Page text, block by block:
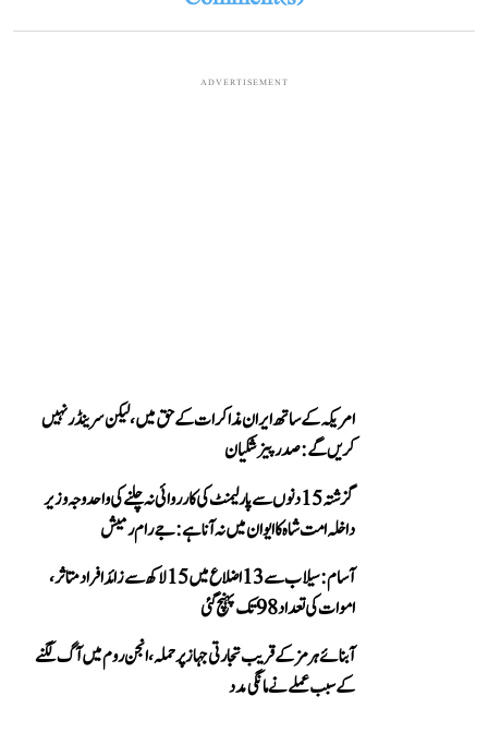
ADVERTISEMENT
امریکہ کے ساتھ ایران مذاکرات کے حق میں، لیکن سرینڈر نہیں
کریں گے: صدر پیزشکیان
گزشتہ 15 دنوں سے پارلیمنٹ کی کارروائی نہ چلنے کی واحد وجہ وزیر
داخلہ امت شاہ کا ایوان میں نہ آنا ہے: جے رام رمیش
آسام: سیلاب سے 13 اضلاع میں 15 لاکھ سے زائد افراد متاثر،
اموات کی تعداد 98 تک پہنچ گئی
آبنائے ہرمز کے قریب تجارتی جہاز پر حملہ، انجن روم میں آگ لگنے
کے سبب عملے نے مانگی مدد